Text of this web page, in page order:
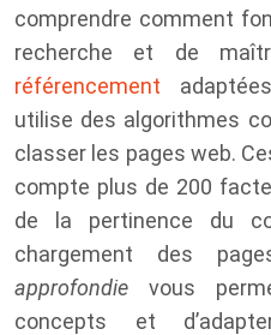
comprendre comment
recherche et de
référencement
utilise des algorithmes
classer les pages web.
compte plus de 200
de la pertinence du
chargement des
approfondie vous
concepts et